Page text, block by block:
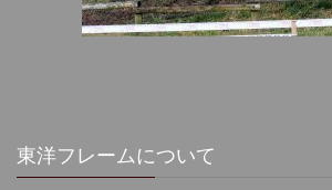
東洋フレームについて